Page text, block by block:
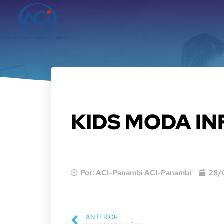
KIDS MODA
Por: ACI-Panambi ACI-Panambi 28/
ANTERIOR